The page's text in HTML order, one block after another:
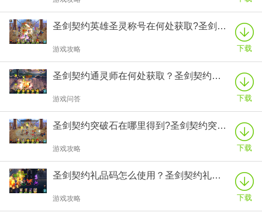
圣剑契约英雄圣灵称号在何处获取?圣剑契约英雄圣灵玩法攻略!
游戏攻略 下载
圣剑契约通灵师在何处获取？圣剑契约通灵师技能加点怎么加？
游戏问答 下载
圣剑契约突破石在哪里得到?圣剑契约突破石获取途径汇总!
游戏攻略 下载
圣剑契约礼品码怎么使用？圣剑契约礼品码使用方法介绍！
游戏攻略 下载